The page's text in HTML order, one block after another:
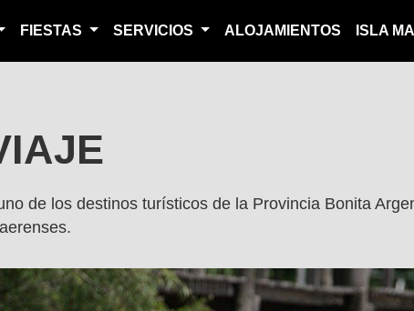
FIESTAS SERVICIOS ALOJAMIENTOS ISLA
de los destinos turísticos de la Provincia Bonita